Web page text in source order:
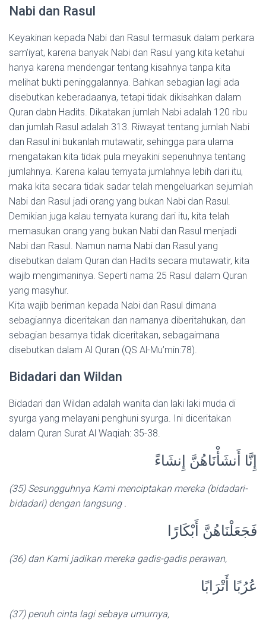
Nabi dan Rasul
Keyakinan kepada Nabi dan Rasul termasuk dalam perkara
sam’iyat, karena banyak Nabi dan Rasul yang kita ketahui
hanya karena mendengar tentang kisahnya tanpa kita
melihat bukti peninggalannya. Bahkan sebagian lagi ada
disebutkan keberadaanya, tetapi tidak dikisahkan dalam
Quran dabn Hadits. Dikatakan jumlah Nabi adalah 120 ribu
dan jumlah Rasul adalah 313. Riwayat tentang jumlah Nabi
dan Rasul ini bukanlah mutawatir, sehingga para ulama
mengatakan kita tidak pula meyakini sepenuhnya tentang
jumlahnya. Karena kalau ternyata jumlahnya lebih dari itu,
maka kita secara tidak sadar telah mengeluarkan sejumlah
Nabi dan Rasul jadi orang yang bukan Nabi dan Rasul.
Demikian juga kalau ternyata kurang dari itu, kita telah
memasukan orang yang bukan Nabi dan Rasul menjadi
Nabi dan Rasul. Namun nama Nabi dan Rasul yang
disebutkan dalam Quran dan Hadits secara mutawatir, kita
wajib mengimaninya. Seperti nama 25 Rasul dalam Quran
yang masyhur.
Kita wajib beriman kepada Nabi dan Rasul dimana
sebagiannya diceritakan dan namanya diberitahukan, dan
sebagian besarnya tidak diceritakan, sebagaimana
disebutkan dalam Al Quran (QS Al-Mu’min:78).
Bidadari dan Wildan
Bidadari dan Wildan adalah wanita dan laki laki muda di
syurga yang melayani penghuni syurga. Ini diceritakan
dalam Quran Surat Al Waqiah: 35-38.
إِنَّا أَنشَأْنَاهُنَّ إِنشَاءً
(35) Sesungguhnya Kami menciptakan mereka (bidadari-
bidadari) dengan langsung .
فَجَعَلْنَاهُنَّ أَبْكَارًا
(36) dan Kami jadikan mereka gadis-gadis perawan,
عُرُبًا أَتْرَابًا
(37) penuh cinta lagi sebaya umurnya,